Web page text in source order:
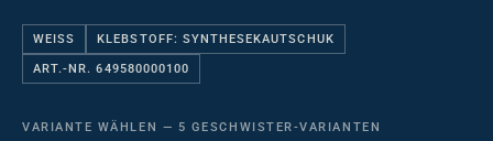
WEISS KLEBSTOFF: SYNTHESEKAUTSCHUK
ART.-NR. 649580000100
VARIANTE WÄHLEN — 5 GESCHWISTER-VARIANTEN